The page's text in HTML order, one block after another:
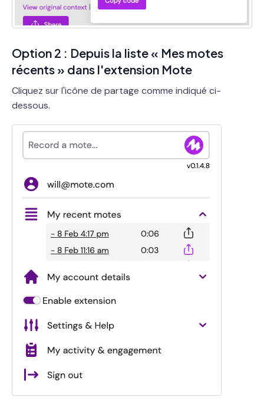
Option 2 : Depuis la liste « Mes motes
récents » dans l'extension Mote
Cliquez sur l'icône de partage comme indiqué ci-
dessous.